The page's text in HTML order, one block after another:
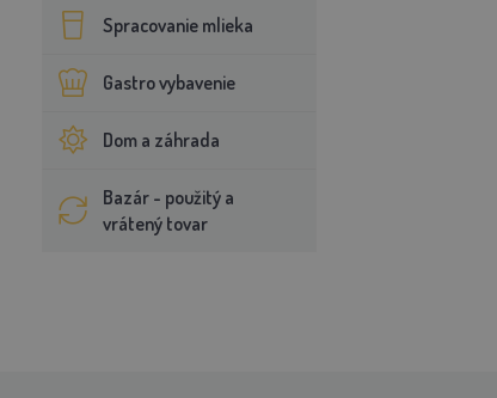
Spracovanie mlieka
Gastro vybavenie
Dom a záhrada
Bazár - použitý a
vrátený tovar